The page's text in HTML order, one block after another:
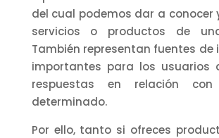
del cual podemos dar a conocer
servicios o productos de
También representan fuentes de
importantes para los usuarios
respuestas en relación
determinado.
Por ello, tanto si ofreces